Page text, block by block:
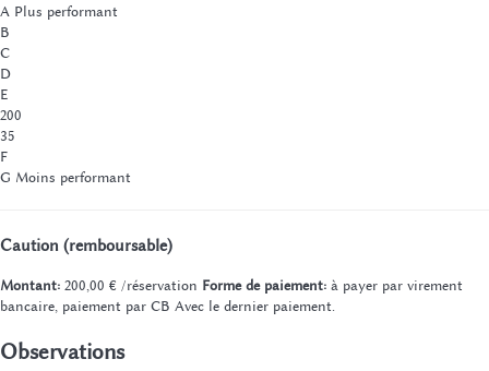
A Plus performant
B
C
D
E
200
35
F
G Moins performant
Caution (remboursable)
Montant: 200,00 € /réservation Forme de paiement: à payer par virement
bancaire, paiement par CB Avec le dernier paiement.
Observations